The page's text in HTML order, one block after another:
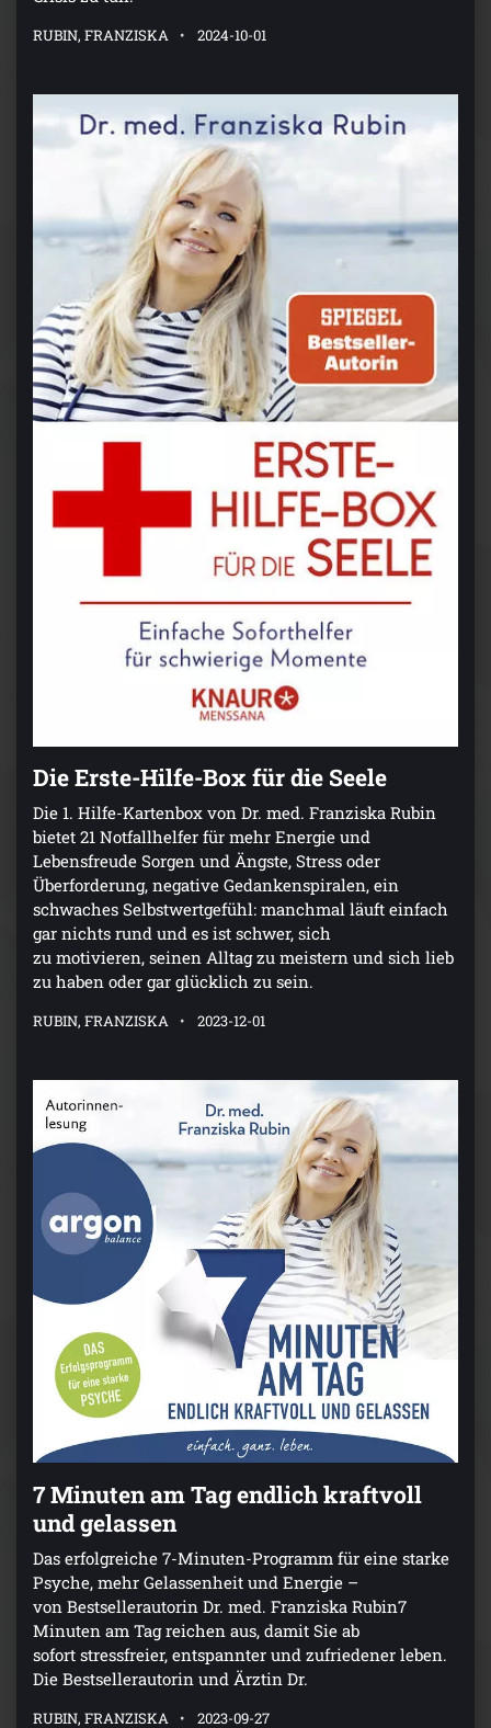
RUBIN, FRANZISKA 2024-10-01
Die Erste-Hilfe-Box für die Seele
Die 1. Hilfe-Kartenbox von Dr. med. Franziska Rubin
bietet 21 Notfallhelfer für mehr Energie und
Lebensfreude Sorgen und Ängste, Stress oder
Überforderung, negative Gedankenspiralen, ein
schwaches Selbstwertgefühl: manchmal läuft einfach
gar nichts rund und es ist schwer, sich
zu motivieren, seinen Alltag zu meistern und sich lieb
zu haben oder gar glücklich zu sein.
RUBIN, FRANZISKA 2023-12-01
7 Minuten am Tag endlich kraftvoll
und gelassen
Das erfolgreiche 7-Minuten-Programm für eine starke
Psyche, mehr Gelassenheit und Energie –
von Bestsellerautorin Dr. med. Franziska Rubin7
Minuten am Tag reichen aus, damit Sie ab
sofort stressfreier, entspannter und zufriedener leben.
Die Bestsellerautorin und Ärztin Dr.
RUBIN, FRANZISKA 2023-09-27